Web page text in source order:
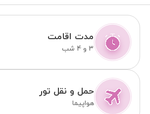
مدت اقامت
3 و 4 شب
حمل و نقل تور
هواپیما